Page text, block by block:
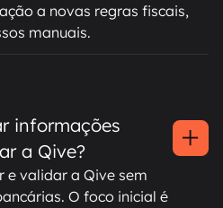
a novas regras fiscais,
manuais.
informações
a Qive?
e validar a Qive sem
O foco inicial é